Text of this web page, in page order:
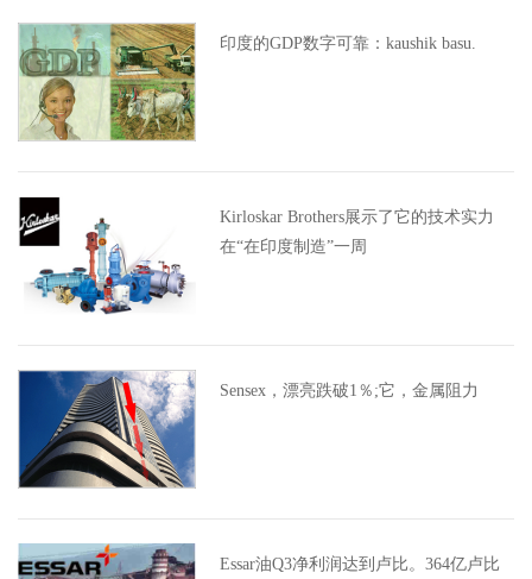
印度的GDP数字可靠：kaushik basu.
Kirloskar Brothers展示了它的技术实力
在“在印度制造”一周
Sensex，漂亮跌破1％;它，金属阻力
Essar油Q3净利润达到卢比。364亿卢比